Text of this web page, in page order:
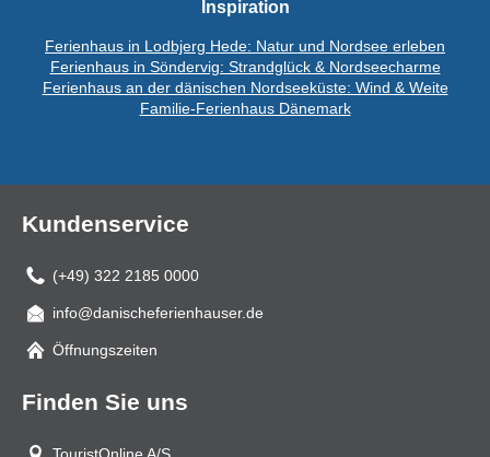
Inspiration
Ferienhaus in Lodbjerg Hede: Natur und Nordsee erleben
Ferienhaus in Söndervig: Strandglück & Nordseecharme
Ferienhaus an der dänischen Nordseeküste: Wind & Weite
Familie-Ferienhaus Dänemark
Kundenservice
(+49) 322 2185 0000
Mail
info@danischeferienhauser.de
Öffnungszeiten
Finden Sie uns